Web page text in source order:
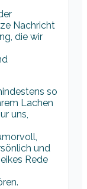
Nachricht
die wir
so
Lachen
uns,
und
Rede